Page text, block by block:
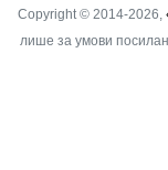
Copyright © 2014-2026,
лише за умови